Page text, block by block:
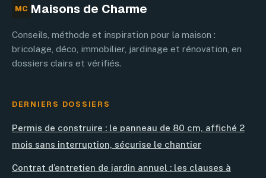
MC Maisons de Charme
Conseils, méthode et inspiration pour la maison :
bricolage, déco, immobilier, jardinage et rénovation, en
dossiers clairs et vérifiés.
DERNIERS DOSSIERS
Permis de construire : le panneau de 80 cm, affiché 2
mois sans interruption, sécurise le chantier
Contrat d’entretien de jardin annuel : les clauses à